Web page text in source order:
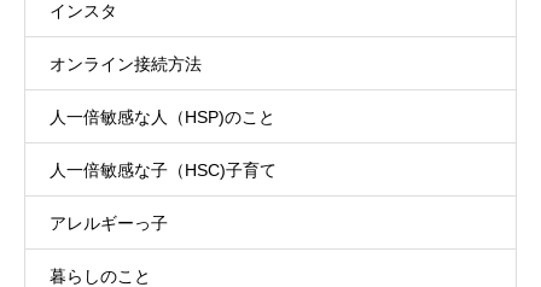
インスタ
オンライン接続方法
人一倍敏感な人（HSP)のこと
人一倍敏感な子（HSC)子育て
アレルギーっ子
暮らしのこと